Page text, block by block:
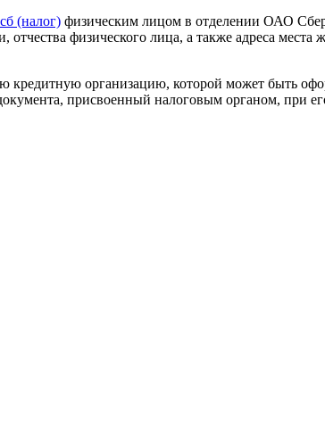
(налог)физическим лицом в отделении ОАО
физического лица, а также адреса места
организацию, которой может быть
присвоенный налоговым органом, при